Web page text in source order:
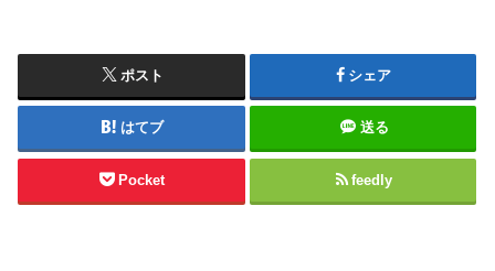
ポスト シェア
はてブ 送る
Pocket feedly